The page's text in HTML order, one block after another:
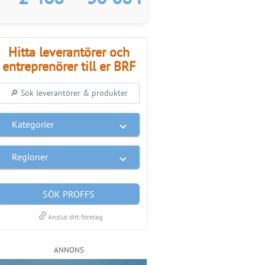
Hitta leverantörer och
entreprenörer till er BRF
Kategorier
Regioner
SÖK PROFFS
linkAnslut ditt företag
ANNONS